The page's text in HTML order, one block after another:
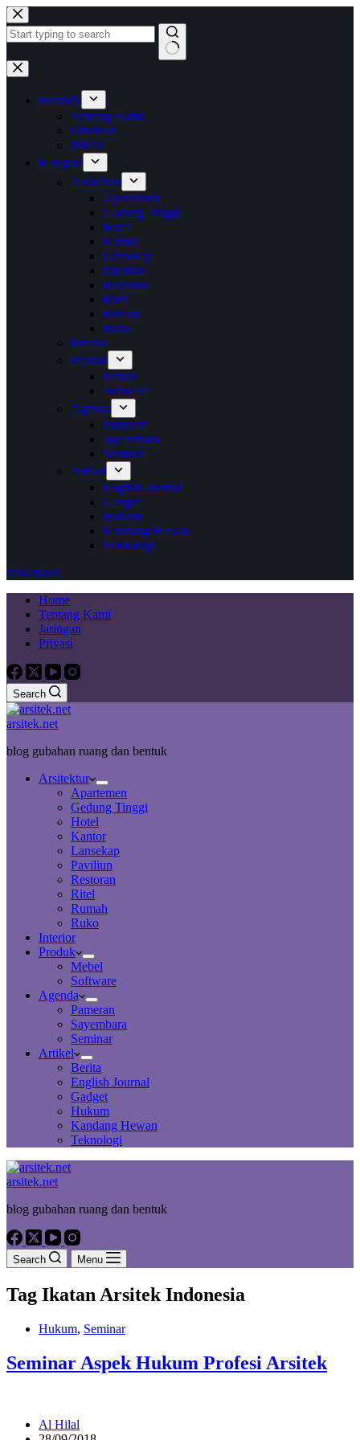
Skip
to
content
No
results
Beranda
Tentang Kami
Direktori
Privasi
Kategori
Arsitektur
Apartemen
Gedung Tinggi
Hotel
Kantor
Lansekap
Paviliun
Restoran
Ritel
Rumah
Ruko
Interior
Produk
Mebel
Software
Agenda
Pameran
Sayembara
Seminar
Artikel
English Journal
Gadget
Hukum
Kandang Hewan
Teknologi
Download
Home
Tentang Kami
Jaringan
Privasi
Search
arsitek.net
blog gubahan ruang dan bentuk
Arsitektur
Apartemen
Gedung Tinggi
Hotel
Kantor
Lansekap
Paviliun
Restoran
Ritel
Rumah
Ruko
Interior
Produk
Mebel
Software
Agenda
Pameran
Sayembara
Seminar
Artikel
Berita
English Journal
Gadget
Hukum
Kandang Hewan
Teknologi
arsitek.net
blog gubahan ruang dan bentuk
Search Menu
Tag Ikatan Arsitek Indonesia
Hukum, Seminar
Seminar Aspek Hukum Profesi Arsitek
Al Hilal